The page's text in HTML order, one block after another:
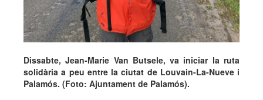
Dissabte, Jean-Marie Van Butsele, va iniciar la ruta
solidària a peu entre la ciutat de Louvain-La-Nueve i
Palamós. (Foto: Ajuntament de Palamós).